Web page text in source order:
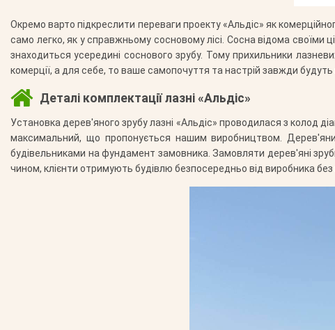
Окремо варто підкреслити переваги проекту «Альдіс» як
само легко, як у справжньому сосновому лісі. Сосна відома своїми
знаходиться усередині соснового зрубу. Тому прихильники
комерції, а для себе, то ваше самопочуття та настрій завжди
Деталі комплектації лазні «Альдіс»
Установка дерев'яного зрубу лазні «Альдіс» проводилася з колод
максимальний, що пропонується нашим виробництвом.
будівельниками на фундамент замовника. Замовляти дерев'яні
чином, клієнти отримують будівлю безпосередньо від виробника без